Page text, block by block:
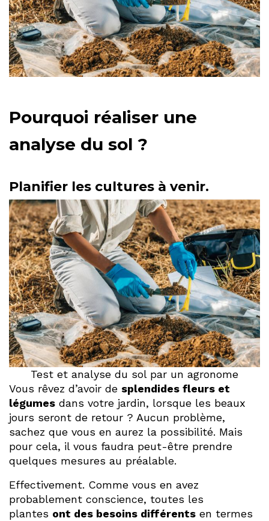
Pourquoi réaliser une
analyse du sol ?
Planifier les cultures à venir.
Test et analyse du sol par un agronome
Vous rêvez d’avoir de splendides fleurs et
légumes dans votre jardin, lorsque les beaux
jours seront de retour ? Aucun problème,
sachez que vous en aurez la possibilité. Mais
pour cela, il vous faudra peut-être prendre
quelques mesures au préalable.
Effectivement. Comme vous en avez
probablement conscience, toutes les
plantes ont des besoins différents en termes